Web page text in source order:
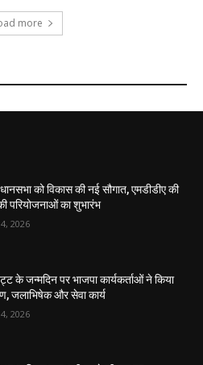
को विकास की नई सौगात, एमडीडीए की
परियोजनाओं का शुभारंभ
2026
के जन्मदिन पर भाजपा कार्यकर्ताओं ने किया
जलाभिषेक और सेवा कार्य
2026